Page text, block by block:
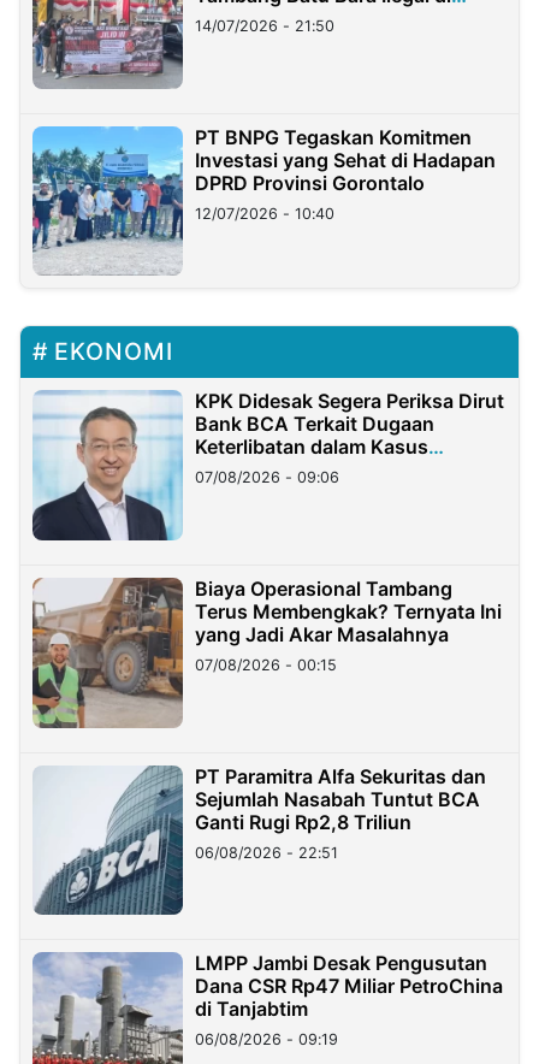
Lampung
14/07/2026 - 21:50
PT BNPG Tegaskan Komitmen
Investasi yang Sehat di Hadapan
DPRD Provinsi Gorontalo
12/07/2026 - 10:40
EKONOMI
KPK Didesak Segera Periksa Dirut
Bank BCA Terkait Dugaan
Keterlibatan dalam Kasus
Hilangnya Dana Nasabah Rp2,58
Miliar
07/08/2026 - 09:06
Biaya Operasional Tambang
Terus Membengkak? Ternyata Ini
yang Jadi Akar Masalahnya
07/08/2026 - 00:15
PT Paramitra Alfa Sekuritas dan
Sejumlah Nasabah Tuntut BCA
Ganti Rugi Rp2,8 Triliun
06/08/2026 - 22:51
LMPP Jambi Desak Pengusutan
Dana CSR Rp47 Miliar PetroChina
di Tanjabtim
06/08/2026 - 09:19